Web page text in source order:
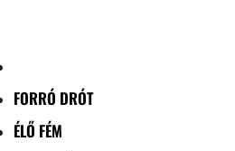
FORRÓ DRÓT
ÉLŐ FÉM